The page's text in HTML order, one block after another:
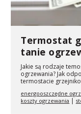
Termostat
tanie
Jakie są rodzaje
ogrzewania? Jak
termostacie
energooszczędne
koszty ogrzewania